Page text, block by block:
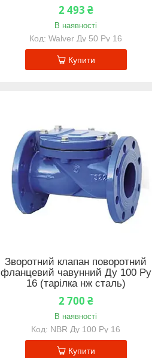
2 493 ₴
В наявності
Walver Ду 50 Ру 16
Купити
Зворотний клапан поворотний
фланцевий чавунний Ду 100 Ру
16 (тарілка нж сталь)
2 700 ₴
В наявності
NBR Ду 100 Ру 16
Купити